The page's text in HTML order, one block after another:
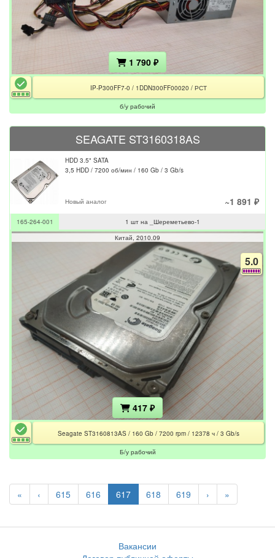
1 790 ₽
IP-P300FF7-0 / 1DDN300FF00020 / РСТ
б/у рабочий
SEAGATE ST3160318AS
HDD 3.5" SATA
3,5 HDD / 7200 об/мин / 160 Gb / 3 Gb/s
Новый аналог ~1 891 ₽
165-264-001
1 шт на _Шереметьево-1
Китай 2010.09
5.0
417 ₽
Seagate ST3160813AS / 160 Gb / 7200 rpm / 12378 ч / 3 Gb/s
Б/у рабочий
« ‹ 615 616 617 618 619 › »
Вакансии